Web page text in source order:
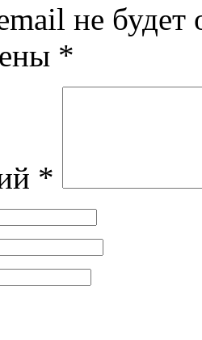
не будет
*
*